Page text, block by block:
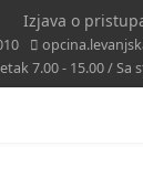
Izjava o
7.00 - 15.00 / Sa